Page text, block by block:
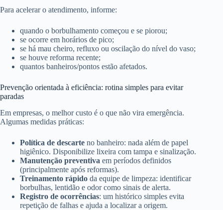
Para acelerar o atendimento, informe:
quando o borbulhamento começou e se piorou;
se ocorre em horários de pico;
se há mau cheiro, refluxo ou oscilação do nível do vaso;
se houve reforma recente;
quantos banheiros/pontos estão afetados.
Prevenção orientada à eficiência: rotina simples para evitar
paradas
Em empresas, o melhor custo é o que não vira emergência.
Algumas medidas práticas:
Política de descarte no banheiro: nada além de papel
higiênico. Disponibilize lixeira com tampa e sinalização.
Manutenção preventiva em períodos definidos
(principalmente após reformas).
Treinamento rápido da equipe de limpeza: identificar
borbulhas, lentidão e odor como sinais de alerta.
Registro de ocorrências: um histórico simples evita
repetição de falhas e ajuda a localizar a origem.